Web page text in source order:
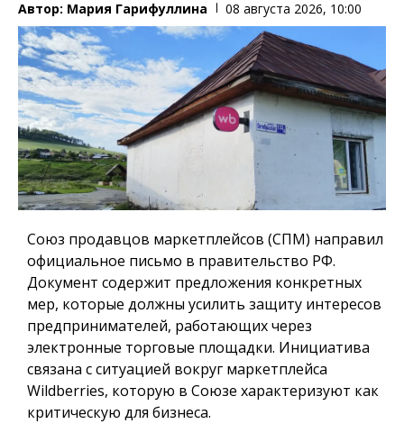
Автор: Мария Гарифуллина 08 августа 2026, 10:00
Союз продавцов маркетплейсов (СПМ) направил
официальное письмо в правительство РФ.
Документ содержит предложения конкретных
мер, которые должны усилить защиту интересов
предпринимателей, работающих через
электронные торговые площадки. Инициатива
связана с ситуацией вокруг маркетплейса
Wildberries, которую в Союзе характеризуют как
критическую для бизнеса.